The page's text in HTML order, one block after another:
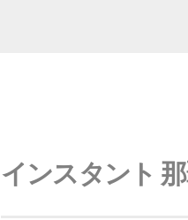
インスタント